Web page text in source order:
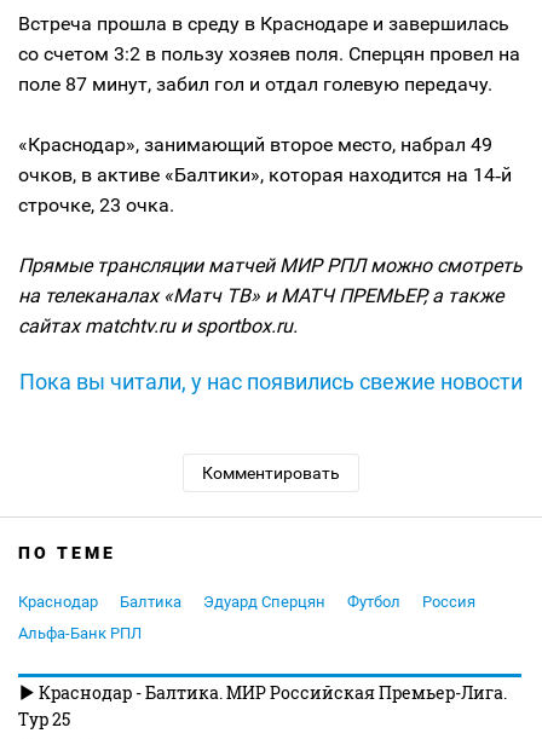
Встреча прошла в среду в Краснодаре и завершилась
со счетом 3:2 в пользу хозяев поля. Сперцян провел на
поле 87 минут, забил гол и отдал голевую передачу.
«Краснодар», занимающий второе место, набрал 49
очков, в активе «Балтики», которая находится на 14‑й
строчке, 23 очка.
Прямые трансляции матчей МИР РПЛ можно смотреть
на телеканалах «Матч ТВ» и МАТЧ ПРЕМЬЕР, а также
сайтах matchtv.ru и sportbox.ru.
Пока вы читали, у нас появились свежие новости
Комментировать
ПО ТЕМЕ
Краснодар Балтика Эдуард Сперцян Футбол
Россия
Альфа-Банк РПЛ
Краснодар - Балтика. МИР Российская Премьер-Лига.
Тур 25